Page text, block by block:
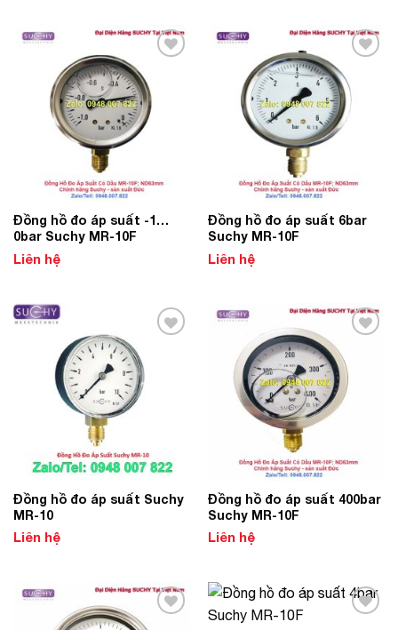
Wishlist
Đồng hồ đo áp suất -1…
0bar Suchy MR-10F
Liên hệ
Add to
Wishlist
Đồng hồ đo áp suất 6bar
Suchy MR-10F
Liên hệ
Đồng hồ đo áp suất Suchy
MR-10
Liên hệ
Wishlist
Đồng hồ đo áp suất 400bar
Suchy MR-10F
Liên hệ
Add to